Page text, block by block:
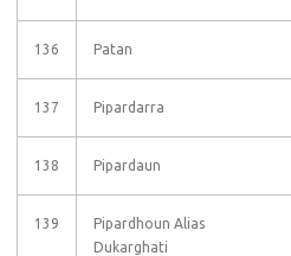
136 Patan
137 Pipardarra
138 Pipardaun
139
Pipardhoun Alias
Dukarghati